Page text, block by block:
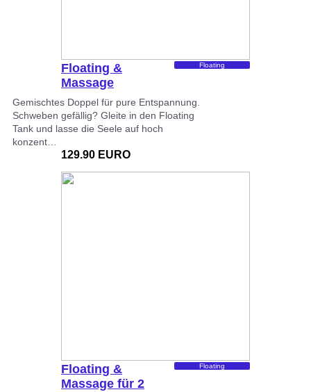
Floating &
Massage
Floating
Gemischtes Doppel für pure Entspannung.
Schweben gefällig? Gleite in den Floating
Tank und lasse die Seele auf hoch
konzent…
129.90 EURO
Floating &
Massage für 2
Floating